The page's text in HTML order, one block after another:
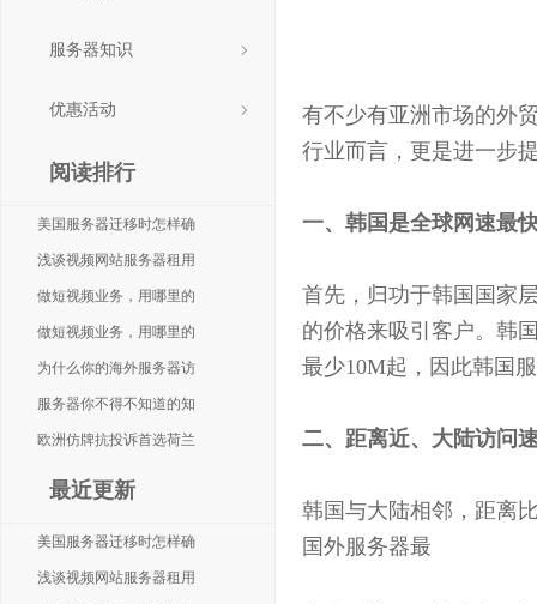
服务器知识
优惠活动
阅读排行
美国服务器迁移时怎样确
浅谈视频网站服务器租用
做短视频业务，用哪里的
做短视频业务，用哪里的
为什么你的海外服务器访
服务器你不得不知道的知
欧洲仿牌抗投诉首选荷兰
最近更新
美国服务器迁移时怎样确
浅谈视频网站服务器租用
有不少有亚洲市场的外
行业而言，更是进一步
一、 韩国是全球网速最
首先，归功于韩国国家
的价格来吸引客户。韩
最少10M起，因此韩国
二、 距离近、 大陆访问
韩国与大陆相邻，距离
国外服务器最